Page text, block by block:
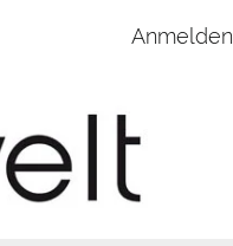
Anmelden